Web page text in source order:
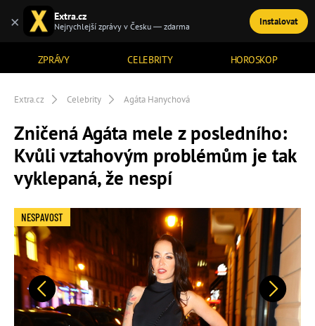
ZPRÁVY CELEBRITY HOROSKOP
TÉMATA
Extra.cz Celebrity Agáta Hanychová
Zničená Agáta mele z posledního:
Kvůli vztahovým problémům je tak
vyklepaná, že nespí
Předchozí Další
NESPAVOST
× Extra.cz
Nejrychlejší zprávy v Česku — zdarma Instalovat